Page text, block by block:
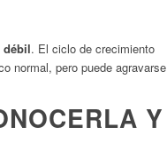
débil. El ciclo de crecimiento
normal, pero puede agravarse
Y